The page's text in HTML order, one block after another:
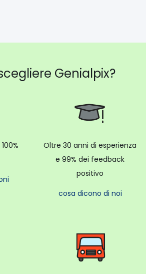
Genialpix?
Oltre 30 anni di esperienza
e 99% dei feedback
positivo
cosa dicono di noi